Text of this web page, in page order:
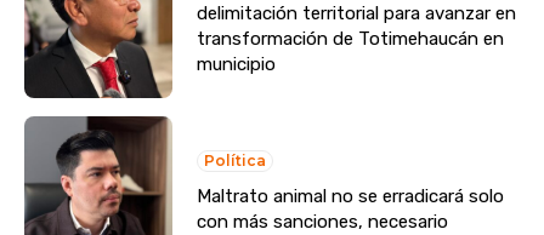
delimitación territorial para avanzar en
transformación de Totimehaucán en
municipio
Política
Maltrato animal no se erradicará solo
con más sanciones, necesario